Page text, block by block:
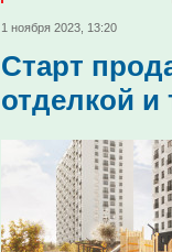
1 ноября 2023, 13:20
Старт
отделкой и